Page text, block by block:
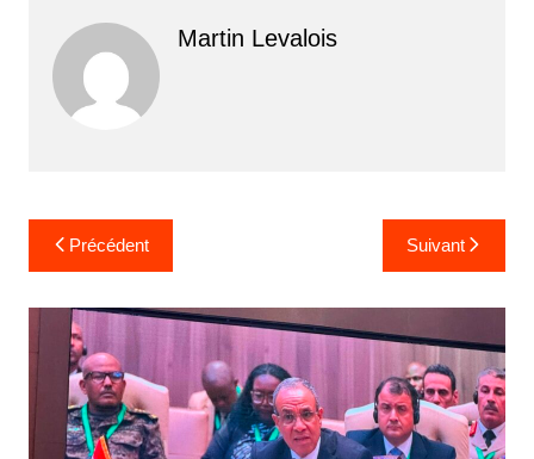
Martin Levalois
Navigation
de
l’article
Précédent Suivant